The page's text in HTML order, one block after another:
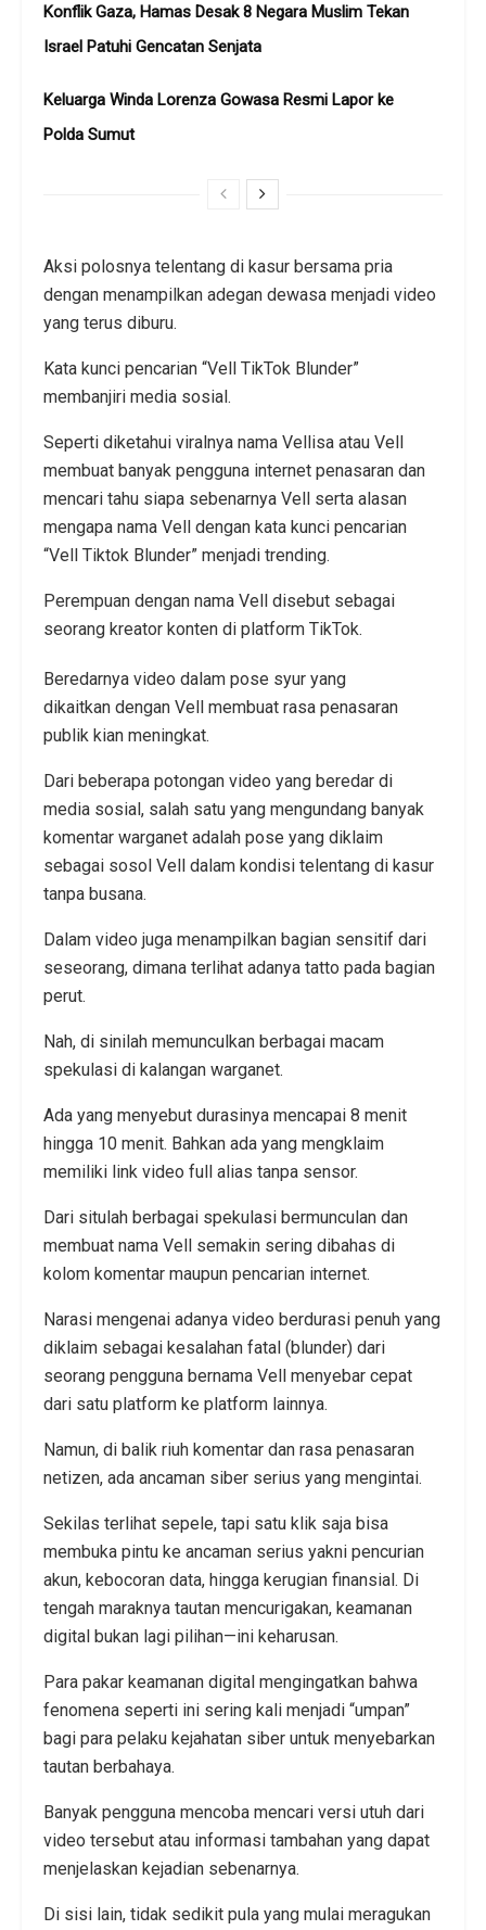
Konflik Gaza, Hamas Desak 8 Negara Muslim Tekan
Israel Patuhi Gencatan Senjata
Keluarga Winda Lorenza Gowasa Resmi Lapor ke
Polda Sumut
Aksi polosnya telentang di kasur bersama pria
dengan menampilkan adegan dewasa menjadi video
yang terus diburu.
Kata kunci pencarian “Vell TikTok Blunder”
membanjiri media sosial.
Seperti diketahui viralnya nama Vellisa atau Vell
membuat banyak pengguna internet penasaran dan
mencari tahu siapa sebenarnya Vell serta alasan
mengapa nama Vell dengan kata kunci pencarian
“Vell Tiktok Blunder” menjadi trending.
Perempuan dengan nama Vell disebut sebagai
seorang kreator konten di platform TikTok.
Beredarnya video dalam pose syur yang
dikaitkan dengan Vell membuat rasa penasaran
publik kian meningkat.
Dari beberapa potongan video yang beredar di
media sosial, salah satu yang mengundang banyak
komentar warganet adalah pose yang diklaim
sebagai sosol Vell dalam kondisi telentang di kasur
tanpa busana.
Dalam video juga menampilkan bagian sensitif dari
seseorang, dimana terlihat adanya tatto pada bagian
perut.
Nah, di sinilah memunculkan berbagai macam
spekulasi di kalangan warganet.
Ada yang menyebut durasinya mencapai 8 menit
hingga 10 menit. Bahkan ada yang mengklaim
memiliki link video full alias tanpa sensor.
Dari situlah berbagai spekulasi bermunculan dan
membuat nama Vell semakin sering dibahas di
kolom komentar maupun pencarian internet.
Narasi mengenai adanya video berdurasi penuh yang
diklaim sebagai kesalahan fatal (blunder) dari
seorang pengguna bernama Vell menyebar cepat
dari satu platform ke platform lainnya.
Namun, di balik riuh komentar dan rasa penasaran
netizen, ada ancaman siber serius yang mengintai.
Sekilas terlihat sepele, tapi satu klik saja bisa
membuka pintu ke ancaman serius yakni pencurian
akun, kebocoran data, hingga kerugian finansial. Di
tengah maraknya tautan mencurigakan, keamanan
digital bukan lagi pilihan—ini keharusan.
Para pakar keamanan digital mengingatkan bahwa
fenomena seperti ini sering kali menjadi “umpan”
bagi para pelaku kejahatan siber untuk menyebarkan
tautan berbahaya.
Banyak pengguna mencoba mencari versi utuh dari
video tersebut atau informasi tambahan yang dapat
menjelaskan kejadian sebenarnya.
Di sisi lain, tidak sedikit pula yang mulai meragukan